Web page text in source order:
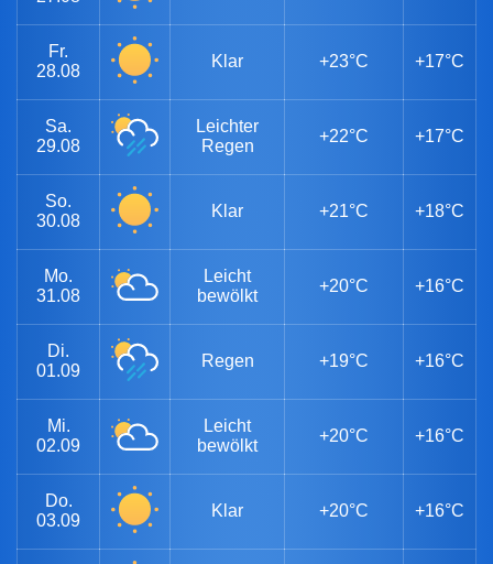
Fr.
28.08
Klar +23°C +17°C
Sa.
29.08
Leichter
Regen
+22°C +17°C
So.
30.08
Klar +21°C +18°C
Mo.
31.08
Leicht
bewölkt
+20°C +16°C
Di.
01.09
Regen +19°C +16°C
Mi.
02.09
Leicht
bewölkt
+20°C +16°C
Do.
03.09
Klar +20°C +16°C